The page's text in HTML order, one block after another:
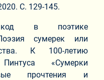
С. 129-145.
код в поэтике
сумерек или
К 100-летию
«Сумерки
прочтения и